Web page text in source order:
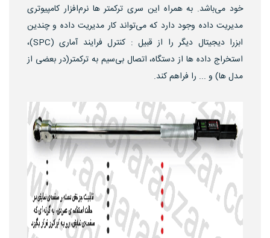
خود می‌باشد. به همراه این سری ترکمتر ها نرم‌افزار کامپیوتری
مدیریت داده وجود دارد که می‌تواند کار مدیریت داده و چندین
ابزرا دیجیتال دیگر را از قبیل : کنترل فرایند آماری (SPC)،
استخراج داده ها از دستگاه، اتصال بی‌سیم به ترکمتر(در بعضی از
مدل ها) و ... را فراهم کند.